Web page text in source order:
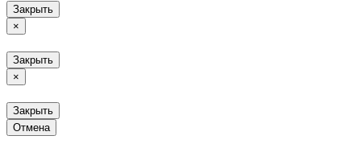
Закрыть
×
Закрыть
×
Закрыть
Отмена